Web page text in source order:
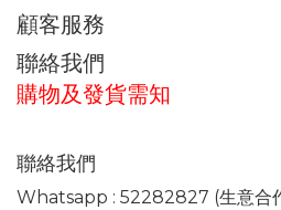
顧客服務
聯絡我們
購物及發貨需知
聯絡我們
Whatsapp : 52282827 (生意合